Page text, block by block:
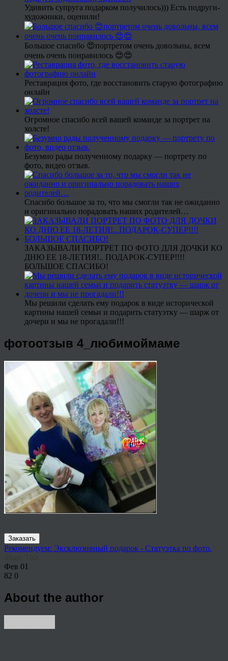
Удивить супруга подарком получилось))) Есть подруги-
художники, оценили!
Большое спасибо 😍портретом очень довольны, всем
очень очень понравилось 😍😍
Реставрация фото, где восстановить старую фотографию
онлайн
Огромное спасибо всей вашей команде за портрет на
холсте!
Безумно рады полученному подарку — портрету по
фото, видео отзыв.
Спасибо большое за то, что мы смогли так не ожиданно
и оригинально порадовать наших родителей…
ЗАКАЗЫВАЛИ ПОРТРЕТ ПО ФОТО ДЛЯ ДОЧКИ КО
ДНЮ ЕЕ 18-ЛЕТИЯ!.. ПОДАРОК-СУПЕР!!!!
БОЛЬШОЕ СПАСИБО!
Мы решили сделать ему подарок в виде исторической
картины нашей семьи и подарить статуэтку — шарж от
дочери и мы не прогадали!!!
фотоотзыв 4_любимоймаме
Заказать
Рекомендуем: Эксклюзивный подарок - Статуэтка по фото.
Фев 01
82 0
About the author